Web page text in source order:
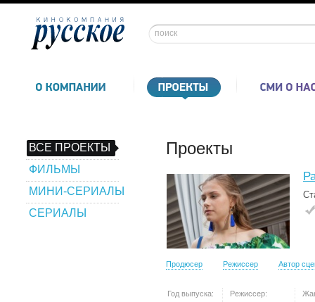
ВСЕ ПРОЕКТЫ
ФИЛЬМЫ
МИНИ-СЕРИАЛЫ
СЕРИАЛЫ
Проекты
Продюсер Режиссер Автор
Год выпуска:
Режиссер: